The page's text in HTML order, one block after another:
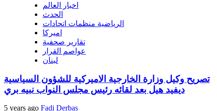
اخبار العالم
الحدث
الرياضية منظمات اتحادات
اميركا
تقارير صحفية
عواصم القرار
لبنان
تصريح وكيل وزارة الخارجية الاميركية للشؤون السياسية
ديفيد هيل بعد لقائه رئيس مجلس النواب نبيه بري
5 years ago Fadi Derbas